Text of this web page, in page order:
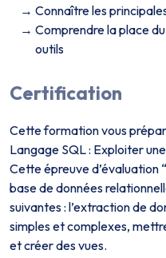
Connaître les
Comprendre la place
outils
Certification
Cette formation vous
Langage SQL : Exploiter
Cette épreuve d’évaluation
base de données
suivantes : l’extraction de
simples et complexes,
et créer des vues.